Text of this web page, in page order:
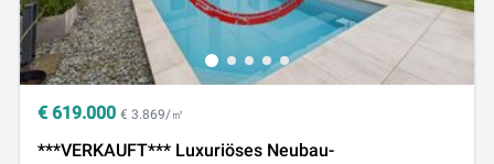
€ 619.000 € 3.869/㎡
***VERKAUFT*** Luxuriöses Neubau-